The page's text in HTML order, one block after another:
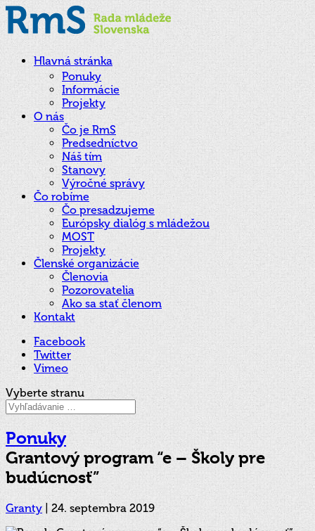
Hlavná stránka
Ponuky
Informácie
Projekty
O nás
Čo je RmS
Predsedníctvo
Náš tím
Stanovy
Výročné správy
Čo robíme
Čo presadzujeme
Európsky dialóg s mládežou
MOST
Projekty
Členské organizácie
Členovia
Pozorovatelia
Ako sa stať členom
Kontakt
Facebook
Twitter
Vimeo
Vyberte stranu
Ponuky
Grantový program “e – Školy pre
budúcnosť”
Granty|24. septembra 2019